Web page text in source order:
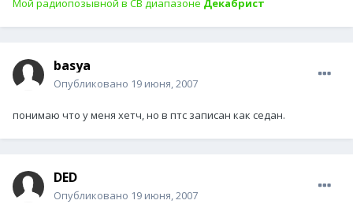
Мой радиопозывной в СВ диапазоне Декабрист
basya
Опубликовано 19 июня, 2007
понимаю что у меня хетч, но в птс записан как седан.
DED
Опубликовано 19 июня, 2007